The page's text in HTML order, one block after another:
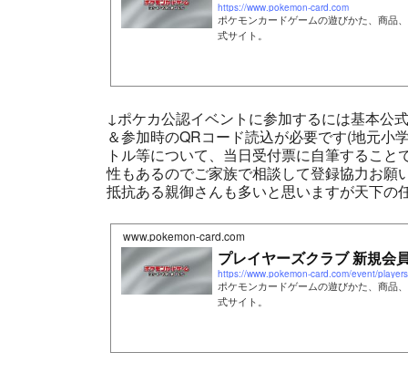
https://www.pokemon-card.com
ポケモンカードゲームの遊びかた、商品
式サイト。
↓ポケカ公認イベントに参加するには基本公
＆参加時のQRコード読込が必要です(地元小
トル等について、当日受付票に自筆するこ
性もあるのでご家族で相談して登録協力お
抵抗ある親御さんも多いと思いますが天下の
www.pokemon-card.com
プレイヤーズクラブ 新規会
https://www.pokemon-card.com/event/
ポケモンカードゲームの遊びかた、商品
式サイト。